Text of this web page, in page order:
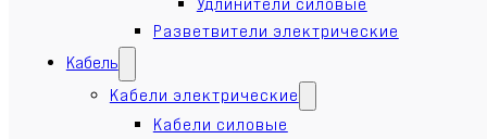
Разветвители электрические
Кабель
Кабели электрические
Кабели силовые